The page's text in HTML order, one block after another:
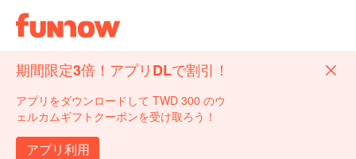
期間限定3倍！アプリDLで割引！
アプリをダウンロードして TWD 300 のウ
ェルカムギフトクーポンを受け取ろう！
アプリ利用